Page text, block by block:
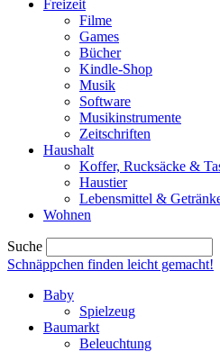
Freizeit
Filme
Games
Bücher
Kindle-Shop
Musik
Software
Musikinstrumente
Zeitschriften
Haushalt
Koffer, Rucksäcke &
Haustier
Lebensmittel &
Wohnen
Suche
Schnäppchen finden leicht gemacht!
Baby
Spielzeug
Baumarkt
Beleuchtung